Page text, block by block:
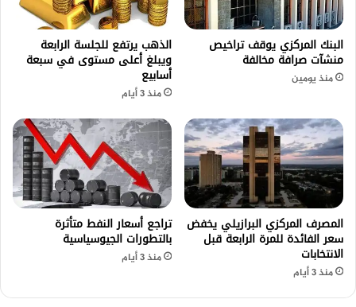
البنك المركزي يوقف تراخيص
منشآت صرافة مخالفة
منذ يومين
الذهب يرتفع للجلسة الرابعة
ويبلغ أعلى مستوى في سبعة
أسابيع
منذ 3 أيام
المصرف المركزي البرازيلي يخفض
سعر الفائدة للمرة الرابعة قبل
الانتخابات
منذ 3 أيام
تراجع أسعار النفط متأثرة
بالتطورات الجيوسياسية
منذ 3 أيام